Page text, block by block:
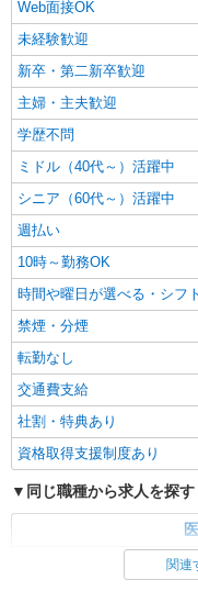
派遣社員
株式会社トラストグロー
有料
【
る）
北
派遣社員
株式会社トラストグロー
特別
【
る）
北
キープ
株式会社トラストグロー
有料老
Web面接OK
未経験歓迎
新卒・第二新卒歓迎
主婦・主夫歓迎
学歴不問
ミドル（40代～）活躍中
シニア（60代～）活躍中
週払い
10時～勤務OK
時間や曜日が選べる・シフ
禁煙・分煙
転勤なし
交通費支給
社割・特典あり
資格取得支援制度あり
同じ職種から求人を探す
関連